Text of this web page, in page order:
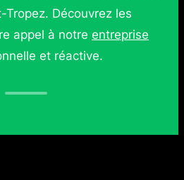
Tropez. Découvrez les
appel à notre entreprise
et réactive.